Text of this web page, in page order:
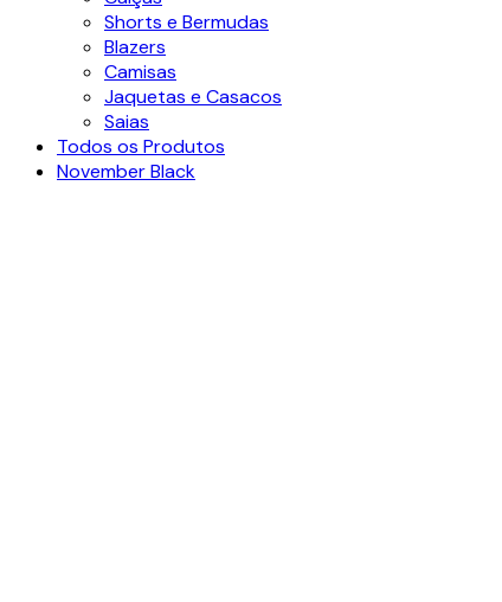
Shorts e Bermudas
Blazers
Camisas
Jaquetas e Casacos
Saias
Todos os Produtos
November Black